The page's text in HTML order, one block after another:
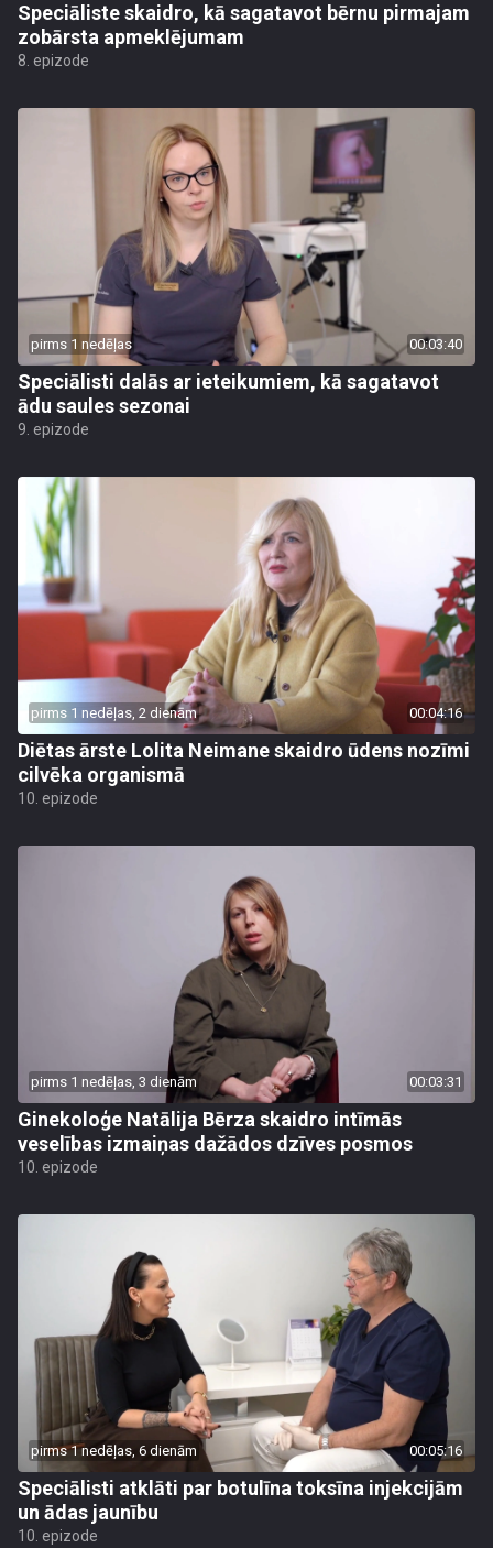
Speciāliste skaidro, kā sagatavot bērnu pirmajam
zobārsta apmeklējumam
8. epizode
pirms 1 nedēļas 00:03:40
Speciālisti dalās ar ieteikumiem, kā sagatavot
ādu saules sezonai
9. epizode
pirms 1 nedēļas, 2 dienām 00:04:16
Diētas ārste Lolita Neimane skaidro ūdens nozīmi
cilvēka organismā
10. epizode
pirms 1 nedēļas, 3 dienām 00:03:31
Ginekoloģe Natālija Bērza skaidro intīmās
veselības izmaiņas dažādos dzīves posmos
10. epizode
pirms 1 nedēļas, 6 dienām 00:05:16
Speciālisti atklāti par botulīna toksīna injekcijām
un ādas jaunību
10. epizode